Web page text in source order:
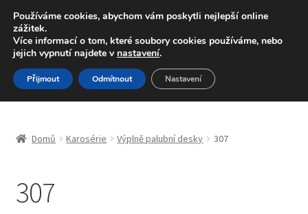
DOPRAVA od 139,-Kč
Volejte po-pá 9-16 704 494 494
Přeskočit
na
navigaci
Přejít
k
obsahu
Celosvětová doprava
Domů Karosérie Výplně palubní desky 307
307
Používáme cookies, abychom vám poskytli nejlepší online
zážitek.
Více informací o tom, které soubory cookies používáme, nebo
jejich vypnutí najdete v nastavení.
Přijmout Odmítnout Nastavení